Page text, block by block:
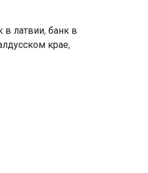
в латвии, банк в
крае,